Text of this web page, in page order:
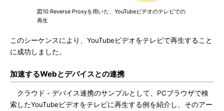
図10 Reverse Proxyを用いた、YouTubeビデオのテレビでの
再生
このシーケンスにより、YouTubeビデオをテレビで再生すること
に成功しました。
加速するWebとデバイスとの連携
クラウド - デバイス連携のサンプルとして、PCブラウザで検
索したYouTubeビデオをテレビに再生する例を紹介し、そのアー